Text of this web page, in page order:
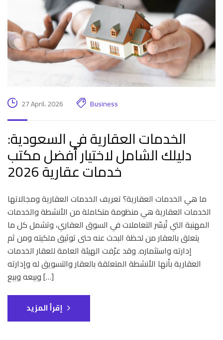
27 April، 2026 Business
الخدمات العقارية في السعودية:
دليلك الشامل لاختيار أفضل مكتب
خدمات عقارية 2026
ما هي الخدمات العقارية؟ تعريف الخدمات العقارية ومجالاتها
الخدمات العقارية هي منظومة متكاملة من الأنشطة والخدمات
المهنية التي تُيسّر التعاملات في السوق العقاري، وتشمل كل ما
يتعلق بالعقار من لحظة البحث عنه حتى توثيق ملكيته ومن ثم
إدارته واستثماره. وقد عرّفت الهيئة العامة للعقار الخدمات
العقارية بأنها الأنشطة المتعلقة بالعقار والتسويق له وإدارته
وبيعه وبيع […]
إقرأ المزيد